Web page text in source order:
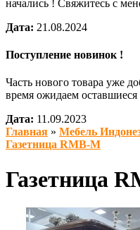
начались ! Свяжитесь с
Дата: 21.08.2024
Поступление новинок !
Часть нового товара уже
время ожидаем
Дата: 11.09.2023
Главная » Мебель
Газетница RMB-M
Газетница